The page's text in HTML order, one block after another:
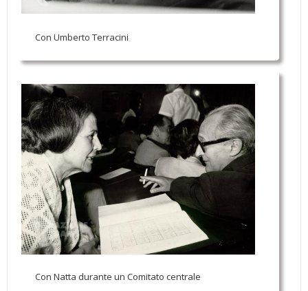
Con Umberto Terracini
Con Natta durante un Comitato centrale